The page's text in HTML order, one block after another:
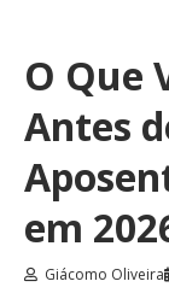
O Que
Antes
em
Giácomo Oliveira